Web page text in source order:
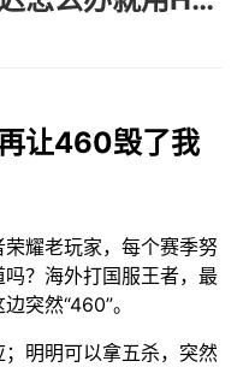
让460毁了我
耀老玩家，每个赛季努
？海外打国服王者，最
突然“460”。
明明可以拿五杀，突然